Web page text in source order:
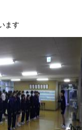
ます